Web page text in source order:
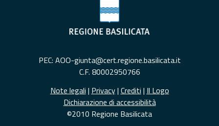
PEC: AOO-giunta@cert.regione.basilicata.it
C.F. 80002950766
Note legali | Privacy| Crediti | Il Logo
Dichiarazione di accessibilità
©2010 Regione Basilicata